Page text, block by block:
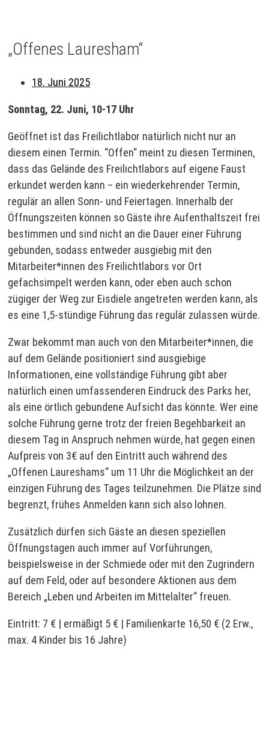
„Offenes Lauresham“
18. Juni 2025
Sonntag, 22. Juni, 10-17 Uhr
Geöffnet ist das Freilichtlabor natürlich nicht nur an
diesem einen Termin. “Offen“ meint zu diesen Terminen,
dass das Gelände des Freilichtlabors auf eigene Faust
erkundet werden kann – ein wiederkehrender Termin,
regulär an allen Sonn- und Feiertagen. Innerhalb der
Öffnungszeiten können so Gäste ihre Aufenthaltszeit frei
bestimmen und sind nicht an die Dauer einer Führung
gebunden, sodass entweder ausgiebig mit den
Mitarbeiter*innen des Freilichtlabors vor Ort
gefachsimpelt werden kann, oder eben auch schon
zügiger der Weg zur Eisdiele angetreten werden kann, als
es eine 1,5-stündige Führung das regulär zulassen würde.
Zwar bekommt man auch von den Mitarbeiter*innen, die
auf dem Gelände positioniert sind ausgiebige
Informationen, eine vollständige Führung gibt aber
natürlich einen umfassenderen Eindruck des Parks her,
als eine örtlich gebundene Aufsicht das könnte. Wer eine
solche Führung gerne trotz der freien Begehbarkeit an
diesem Tag in Anspruch nehmen würde, hat gegen einen
Aufpreis von 3€ auf den Eintritt auch während des
„Offenen Laureshams“ um 11 Uhr die Möglichkeit an der
einzigen Führung des Tages teilzunehmen. Die Plätze sind
begrenzt, frühes Anmelden kann sich also lohnen.
Zusätzlich dürfen sich Gäste an diesen speziellen
Öffnungstagen auch immer auf Vorführungen,
beispielsweise in der Schmiede oder mit den Zugrindern
auf dem Feld, oder auf besondere Aktionen aus dem
Bereich „Leben und Arbeiten im Mittelalter“ freuen.
Eintritt: 7 € | ermäßigt 5 € | Familienkarte 16,50 € (2 Erw.,
max. 4 Kinder bis 16 Jahre)